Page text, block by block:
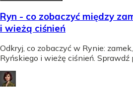
Ryn - co zobaczyć między
i wieżą ciśnień
Odkryj, co zobaczyć w Rynie:
Ryńskiego i wieżę ciśnień. Sprawdź